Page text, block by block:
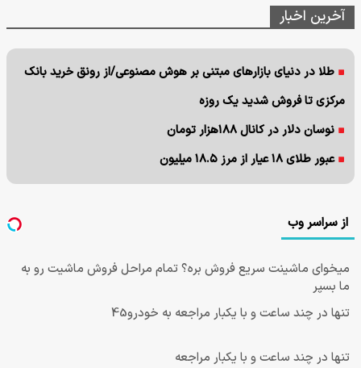
آخرین اخبار
طلا در دنیای بازارهای مبتنی بر هوش مصنوعی/از رونق خرید بانک
مرکزی تا فروش شدید یک روزه
نوسان دلار در کانال ۱۸۸هزار تومان
عبور طلای ۱۸ عیار از مرز ۱۸.۵ میلیون
از سراسر وب
میخوای ماشینت سریع فروش بره؟ تمام مراحل فروش ماشیت رو به
ما بسپر
تنها در چند ساعت و با یکبار مراجعه به خودرو45
تنها در چند ساعت و با یکبار مراجعه